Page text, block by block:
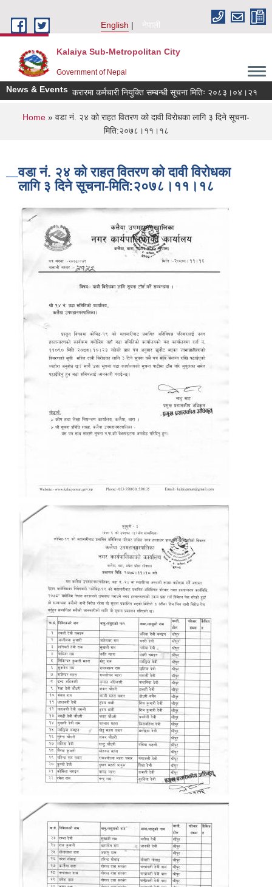
English
नेपाली
Kalaiya Sub-Metropolitan City
Government of Nepal
News & Eventsकरारमा कर्मचारी नियुक्ति सम्बन्धी सूचना मितिः २०८३।०४।२१
You are here
Home » वडा नं. २४ को राहत वितरण को दावी विरोधका लागि ३ दिने सूचना-
मिति:२०७८।११।१८
वडा नं. २४ को राहत वितरण को दावी विरोधका
लागि ३ दिने सूचना-मिति:२०७८।११।१८